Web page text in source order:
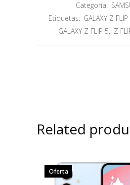
Categoría:
Etiquetas: GALAXY Z FLIP
GALAXY Z FLIP 5, Z
Related
Oferta